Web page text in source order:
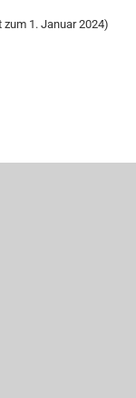
1. Januar 2024)